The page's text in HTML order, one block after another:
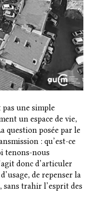
une simple
un espace de vie,
question posée par le
: qu’est-ce
tenons-nous
donc d’articuler
de repenser la
trahir l’esprit des